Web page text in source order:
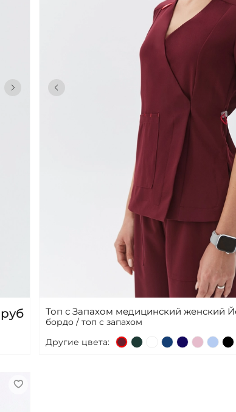
Топ с Запахом медицинский женский
бордо / топ с запахом
Другие цвета: